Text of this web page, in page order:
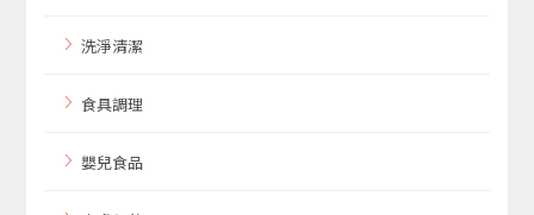
洗淨清潔
食具調理
嬰兒食品